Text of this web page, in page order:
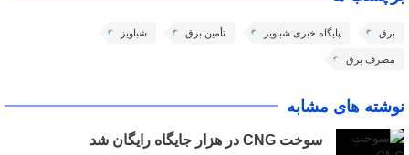
برق پایگاه خبری شباویز تأمین برق شباویز
مصرف برق
نوشته های مشابه
سوخت CNG در هزار جایگاه رایگان شد